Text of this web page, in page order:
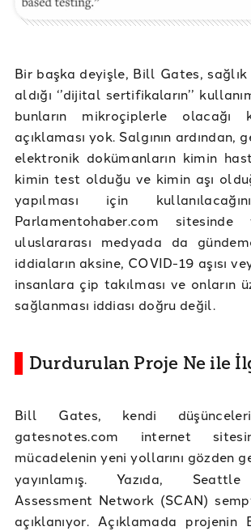
Bir başka deyişle, Bill Gates, sağlık
aldığı ‘’dijital sertifikaların’’
bunların mikroçiplerle olacağı
açıklaması yok. Salgının
elektronik dokümanların kimin
kimin test olduğu ve kimin aşı
yapılması için
Parlamentohaber.com
uluslararası medyada da
iddiaların aksine, COVID-19 aşısı
insanlara çip takılması ve onların
sağlanması iddiası doğru değil.
Durdurulan Proje Ne ile
Bill Gates, kendi
gatesnotes.com internet
mücadelenin yeni yollarını gözden
yayınlamış. Yazıda,
Assessment Network (SCAN)
açıklanıyor. Açıklamada